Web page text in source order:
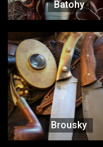
Batohy
Brousky